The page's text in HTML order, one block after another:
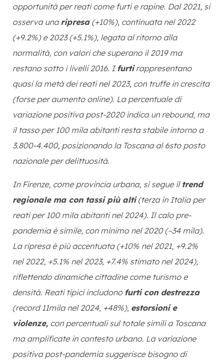
opportunità per reati come furti e rapine. Dal 2021, si
osserva una ripresa(+10%), continuata nel 2022
(+9.2%) e 2023 (+5.1%), legata al ritorno alla
normalità, con valori che superano il 2019 ma
restano sotto i livelli 2016. I furtirappresentano
quasi la metà dei reati nel 2023, con truffe in crescita
(forse per aumento online). La percentuale di
variazione positiva post-2020 indica un rebound, ma
il tasso per 100 mila abitanti resta stabile intorno a
3.800-4.400, posizionando la Toscana al 6sto posto
nazionale per delittuosità.
In Firenze, come provincia urbana, si segue il trend
regionale ma con tassi più alti(terza in Italia per
reati per 100 mila abitanti nel 2024). Il calo pre-
pandemia è simile, con minimo nel 2020 (~34 mila).
La ripresa è più accentuata (+10% nel 2021, +9.2%
nel 2022, +5.1% nel 2023, +7.4% stimato nel 2024),
riflettendo dinamiche cittadine come turismo e
densità. Reati tipici includono furti con destrezza
(record 11mila nel 2024, +48%), estorsioni e
violenze, con percentuali sul totale simili a Toscana
ma amplificate in contesto urbano. La variazione
positiva post-pandemia suggerisce bisogno di